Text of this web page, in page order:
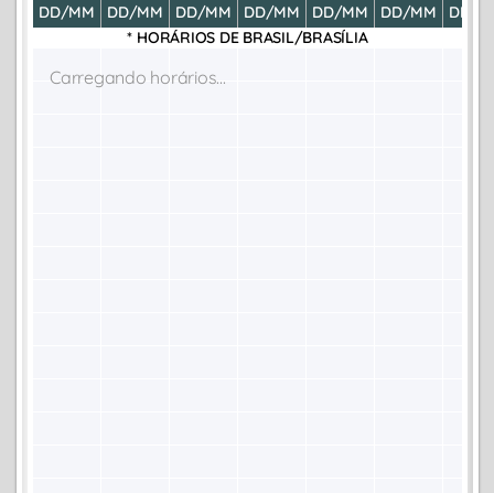
DD/MM
DD/MM
DD/MM
DD/MM
DD/MM
DD/MM
DD/
* HORÁRIOS DE BRASIL/BRASÍLIA
Carregando horários...